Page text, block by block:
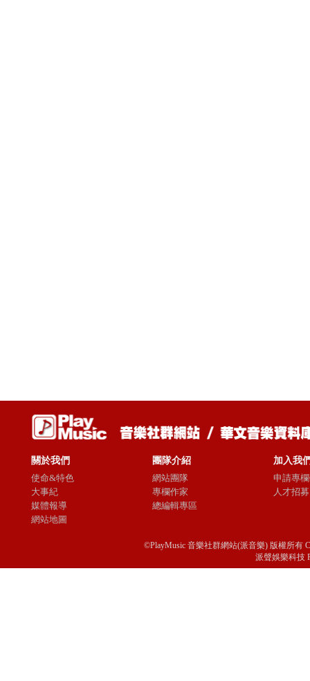
關於我們
使命&特色
大事紀
媒體報導
網站地圖
團隊介紹
網站團隊
專欄作家
總編輯專區
加入我
申請專
人才招募
©PlayMusic 音樂社群網站(派音樂) 版權所有
派聲娛樂科技